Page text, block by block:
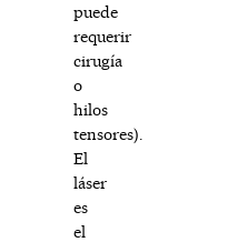
puede
requerir
cirugía
o
hilos
tensores).
El
láser
es
el